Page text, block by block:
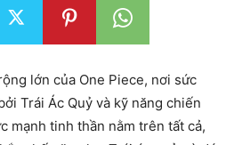
lớn của One Piece, nơi sức
Trái Ác Quỷ và kỹ năng chiến
mạnh tinh thần nằm trên tất cả,